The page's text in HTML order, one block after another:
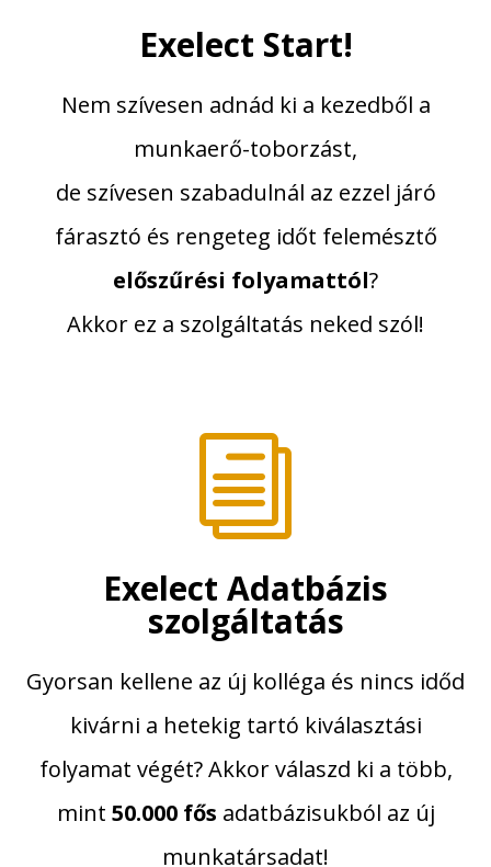
Exelect Start!
Nem szívesen adnád ki a kezedből a
munkaerő-toborzást,
de szívesen szabadulnál az ezzel járó
fárasztó és rengeteg időt felemésztő
előszűrési folyamattól?
Akkor ez a szolgáltatás neked szól!
i
Exelect Adatbázis
szolgáltatás
Gyorsan kellene az új kolléga és nincs időd
kivárni a hetekig tartó kiválasztási
folyamat végét? Akkor válaszd ki a több,
mint 50.000 fős adatbázisukból az új
munkatársadat!